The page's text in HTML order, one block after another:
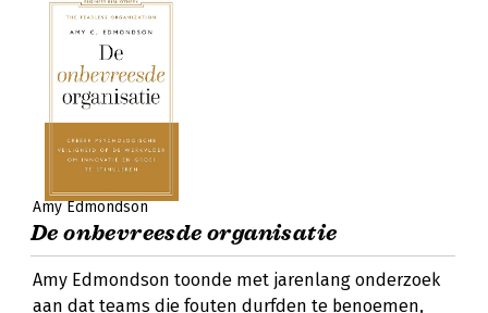
Amy Edmondson
De onbevreesde organisatie
Amy Edmondson toonde met jarenlang onderzoek
aan dat teams die fouten durfden te benoemen,